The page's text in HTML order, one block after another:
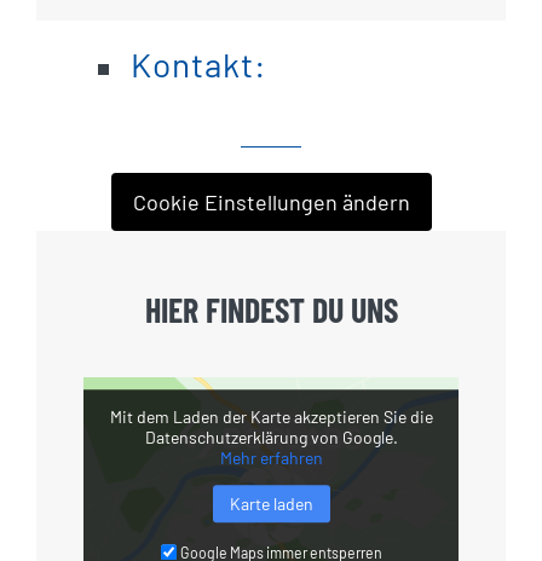
Kontakt:
Cookie Einstellungen ändern
HIER FINDEST DU UNS
Mit dem Laden der Karte akzeptieren Sie die
Datenschutzerklärung von Google.
Mehr erfahren
Karte laden
Google Maps immer entsperren